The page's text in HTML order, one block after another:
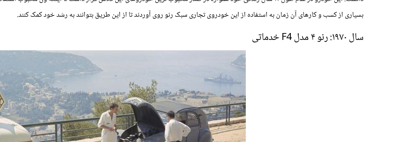
بسیاری از کسب و کارهای آن زمان به استفاده از این خودروی تجاری سبک رنو روی آوردند تا از این طریق بتوانند به رشد خود کمک کنند.
سال ۱۹۷۰: رنو ۴ مدل F4 خدماتی